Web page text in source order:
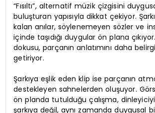
“Fısıltı”, alternatif müzik çizgisini
buluşturan yapısıyla dikkat çekiyor.
kalan anılar, söylenemeyen sözler ve
içinde taşıdığı duygular ön plana
dokusu, parçanın anlatımını daha
getiriyor.
Şarkıya eşlik eden klip ise parçanın
destekleyen sahnelerden oluşuyor.
ön planda tutulduğu çalışma,
şarkıya değil, aynı zamanda duygusal